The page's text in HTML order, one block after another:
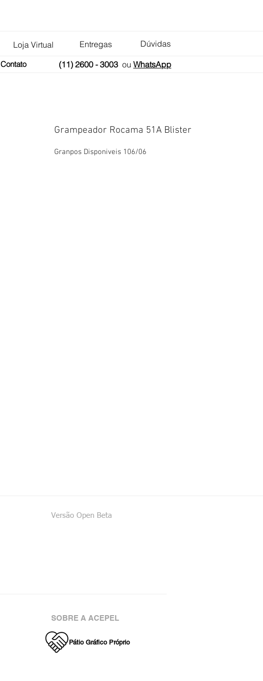
Loja Virtual Entregas Dúvidas
Grampeador Rocama 51A Blister
Granpos Disponiveis 106/06
(11) 2600 - 3003 ou WhatsApp
Contato
Versão Open Beta
SOBRE A ACEPEL
Pátio Gráfico Próprio